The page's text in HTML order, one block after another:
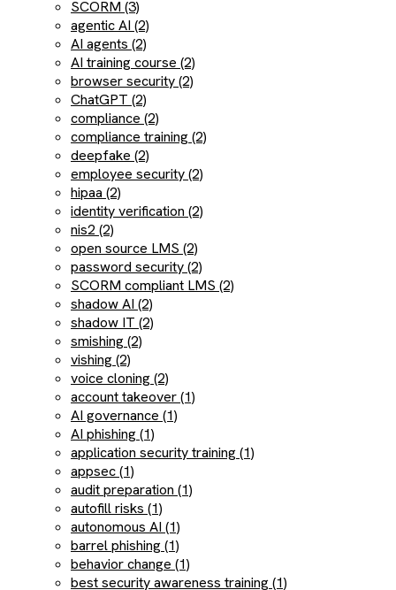
SCORM (3)
agentic AI (2)
AI agents (2)
AI training course (2)
browser security (2)
ChatGPT (2)
compliance (2)
compliance training (2)
deepfake (2)
employee security (2)
hipaa (2)
identity verification (2)
nis2 (2)
open source LMS (2)
password security (2)
SCORM compliant LMS (2)
shadow AI (2)
shadow IT (2)
smishing (2)
vishing (2)
voice cloning (2)
account takeover (1)
AI governance (1)
AI phishing (1)
application security training (1)
appsec (1)
audit preparation (1)
autofill risks (1)
autonomous AI (1)
barrel phishing (1)
behavior change (1)
best security awareness training (1)